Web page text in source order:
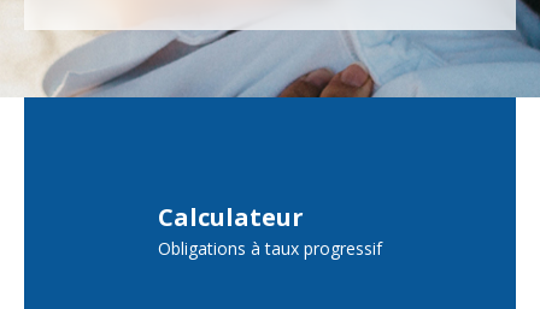
Calculateur
Obligations à taux progressif